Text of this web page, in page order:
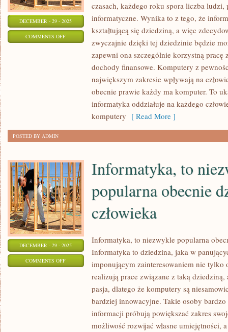
DECEMBER - 29 - 2025
COMMENTS OFFON
KOMPUTERÓW
czasach, każdego roku spora liczba ludzi,
informatyczne. Wynika to z tego, że
kształtującą się dziedziną, a więc
zwyczajnie dzięki tej dziedzinie będzie
zapewni ona szczególnie korzystną pracę
dochody finansowe. Komputery z
największym zakresie wpływają na
obecnie prawie każdy ma komputer. To
informatyka oddziałuje na każdego
komputery [ Read More ]
POSTED BY ADMIN
DECEMBER - 29 - 2025
COMMENTS OFFON
INFORMATYKA,
NIEZWYKLE
POPULARNA
Informatyka, to
popularna obecnie
człowieka
Informatyka, to niezwykle popularna
Informatyka to dziedzina, jaka w
imponującym zainteresowaniem nie tylko
realizują prace związane z taką
pasja, dlatego że komputery są
bardziej innowacyjne. Takie osoby bardzo
informacji próbują powiększać zakres
możliwość rozwijać własne umiejętności,